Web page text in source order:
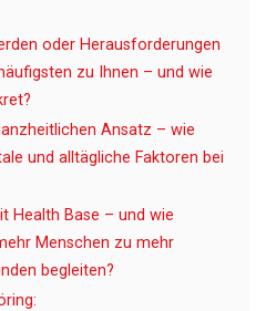
oder Herausforderungen
zu Ihnen – und wie
Ansatz – wie
und alltägliche Faktoren bei
Health Base – und wie
Menschen zu mehr
begleiten?